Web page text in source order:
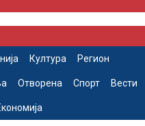
Култура Регион
Отворена Спорт Вести